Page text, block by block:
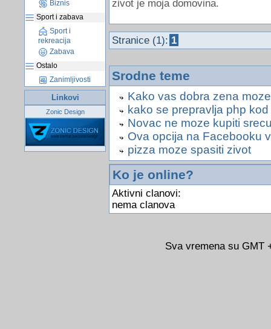
Biznis
Sport i zabava
Sport i
rekreacija
Zabava
Ostalo
Zanimljivosti
Linkovi
Zonic Design
zivot je moja domovina.
Stranice (1): 1
Srodne teme
Kako vas dobra zena
kako se prepravlja php
Novac ne moze kupiti
Ova opcija na Facebooku
pizza moze spasiti zivot
Ko je online?
Aktivni clanovi:
nema clanova
Sva vremena su GMT